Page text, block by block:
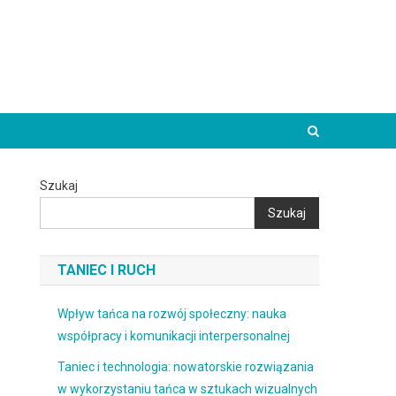
Szukaj
Szukaj
TANIEC I RUCH
Wpływ tańca na rozwój społeczny: nauka
współpracy i komunikacji interpersonalnej
Taniec i technologia: nowatorskie rozwiązania
w wykorzystaniu tańca w sztukach wizualnych